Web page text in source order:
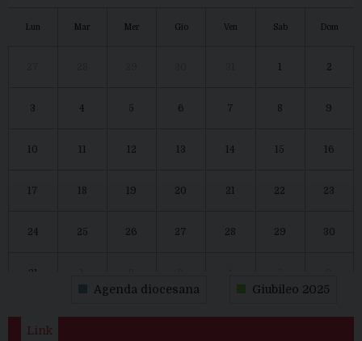
Lun Mar Mer Gio Ven Sab Dom
2
3 4 5 6 7 8 9
10 12 13 14 15 16
17 18 19 20 21 22 23
24 25 26 27 28 29 30
31
Agenda diocesana Giubileo 2025
Link